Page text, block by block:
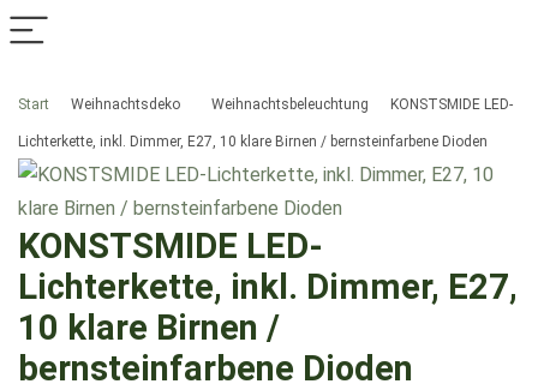
Start Weihnachtsdeko Weihnachtsbeleuchtung KONSTSMIDE LED-
Lichterkette, inkl. Dimmer, E27, 10 klare Birnen / bernsteinfarbene Dioden
KONSTSMIDE LED-
Lichterkette, inkl. Dimmer, E27,
10 klare Birnen /
bernsteinfarbene Dioden